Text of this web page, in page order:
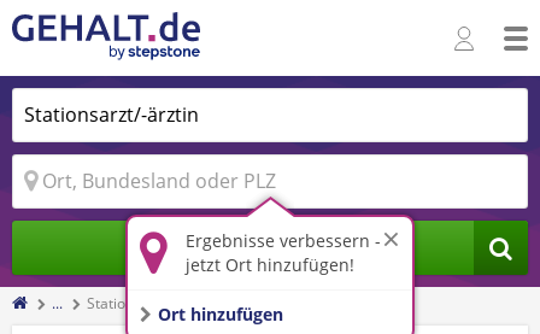
Ergebnisse verbessern -
jetzt Ort hinzufügen!
Ort hinzufügen
Jobs finden
... Stationsarzt/-ärztin